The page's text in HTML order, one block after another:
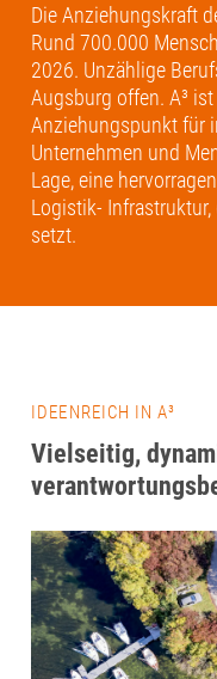
Die Anziehungskraft
Rund 700.000
2026. Unzählige
Augsburg offen. A³
Anziehungspunkt für
Unternehmen und
Lage, eine
Logistik-
setzt.
IDEENREICH IN A³
Vielseitig,